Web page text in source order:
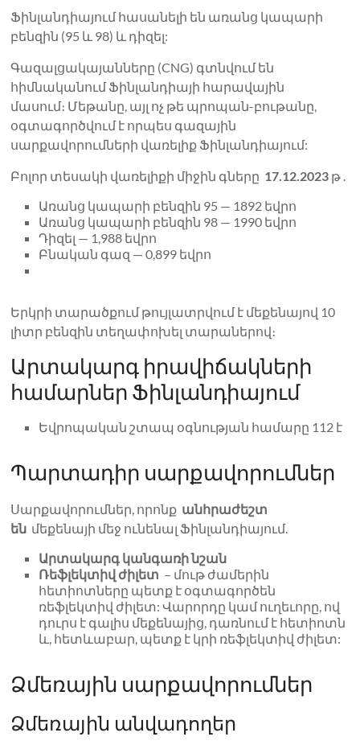
Ֆինլանդիայում հասանելի են առանց կապարի
բենզին (95 և 98) և դիզել:
Գազալցակայանները (CNG) գտնվում են
հիմնականում Ֆինլանդիայի հարավային
մասում։ Մեթանը, այլ ոչ թե պրոպան-բութանը,
օգտագործվում է որպես գազային
սարքավորումների վառելիք Ֆինլանդիայում:
Բոլոր տեսակի վառելիքի միջին գները 17.12.2023 թ .
Առանց կապարի բենզին 95 — 1892 եվրո
Առանց կապարի բենզին 98 — 1990 եվրո
Դիզել — 1,988 եվրո
Բնական գազ — 0,899 եվրո
Երկրի տարածքում թույլատրվում է մեքենայով 10
լիտր բենզին տեղափոխել տարաներով։
Արտակարգ իրավիճակների
համարներ Ֆինլանդիայում
Եվրոպական շտապ օգնության համարը 112 է
Պարտադիր սարքավորումներ
Սարքավորումներ, որոնք անհրաժեշտ
են մեքենայի մեջ ունենալ Ֆինլանդիայում.
Արտակարգ կանգառի նշան
Ռեֆլեկտիվ ժիլետ – մութ ժամերին
հետիոտները պետք է օգտագործեն
ռեֆլեկտիվ ժիլետ: Վարորդը կամ ուղեւորը, ով
դուրս է գալիս մեքենայից, դառնում է հետիոտն
և, հետևաբար, պետք է կրի ռեֆլեկտիվ ժիլետ:
Ձմեռային սարքավորումներ
Ձմեռային անվադողեր